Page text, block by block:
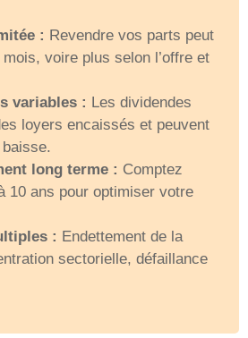
: Revendre vos parts peut
voire plus selon l’offre et
variables : Les dividendes
loyers encaissés et peuvent
long terme : Comptez
10 ans pour optimiser votre
: Endettement de la
sectorielle, défaillance